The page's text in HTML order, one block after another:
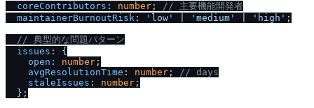
coreContributors : number ; // 主要機能開発者
maintainerBurnoutRisk : 'low' 'medium' 'high' ;
// 典型的な問題パターン
issues : {
open : number ;
avgResolutionTime : number ; // days
staleIssues : number ;
  };